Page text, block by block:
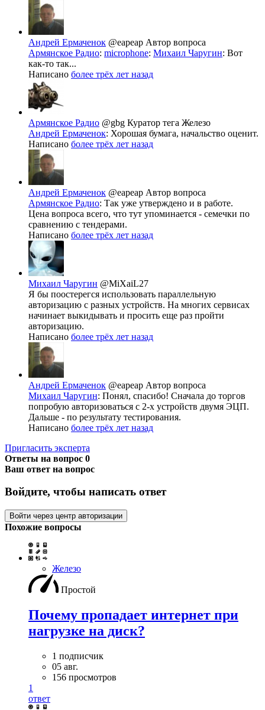
Андрей Ермаченок @eapeap Автор вопроса
Армянское Радио: microphone: Михаил Чаругин: Вот
как-то так...
Написано более трёх лет назад
Армянское Радио @gbg Куратор тега Железо
Андрей Ермаченок: Хорошая бумага, начальство оценит.
Написано более трёх лет назад
Андрей Ермаченок @eapeap Автор вопроса
Армянское Радио: Так уже утверждено и в работе.
Цена вопроса всего, что тут упоминается - семечки по
сравнению с тендерами.
Написано более трёх лет назад
Михаил Чаругин @MiXaiL27
Я бы поостерегся использовать параллельную
авторизацию с разных устройств. На многих сервисах
начинает выкидывать и просить еще раз пройти
авторизацию.
Написано более трёх лет назад
Андрей Ермаченок @eapeap Автор вопроса
Михаил Чаругин: Понял, спасибо! Сначала до торгов
попробую авторизоваться с 2-х устройств двумя ЭЦП.
Дальше - по результату тестирования.
Написано более трёх лет назад
Пригласить эксперта
Ответы на вопрос 0
Ваш ответ на вопрос
Войдите, чтобы написать ответ
Войти через центр авторизации
Похожие вопросы
Железо
Простой
Почему пропадает интернет при
нагрузке на диск?
1 подписчик
05 авг.
156 просмотров
1
ответ